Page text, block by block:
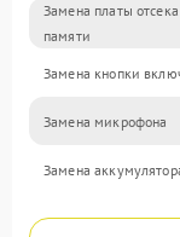
Замена платы
памяти
Замена кнопки
Замена микрофона
Замена